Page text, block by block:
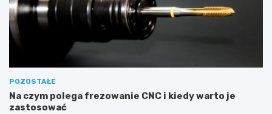
POZOSTAŁE
Na czym polega frezowanie CNC i kiedy warto je
zastosować